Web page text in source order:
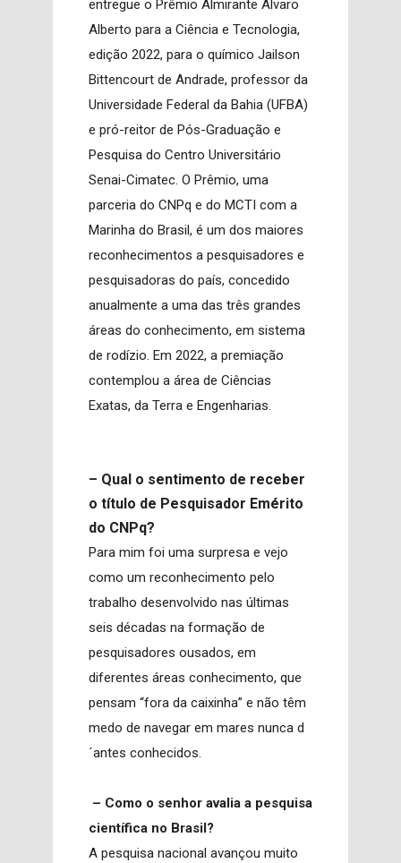
entregue o Prêmio Almirante Álvaro
Alberto para a Ciência e Tecnologia,
edição 2022, para o químico Jailson
Bittencourt de Andrade, professor da
Universidade Federal da Bahia (UFBA)
e pró-reitor de Pós-Graduação e
Pesquisa do Centro Universitário
Senai-Cimatec. O Prêmio, uma
parceria do CNPq e do MCTI com a
Marinha do Brasil, é um dos maiores
reconhecimentos a pesquisadores e
pesquisadoras do país, concedido
anualmente a uma das três grandes
áreas do conhecimento, em sistema
de rodízio. Em 2022, a premiação
contemplou a área de Ciências
Exatas, da Terra e Engenharias.
– Qual o sentimento de receber
o título de Pesquisador Emérito
do CNPq?
Para mim foi uma surpresa e vejo
como um reconhecimento pelo
trabalho desenvolvido nas últimas
seis décadas na formação de
pesquisadores ousados, em
diferentes áreas conhecimento, que
pensam “fora da caixinha” e não têm
medo de navegar em mares nunca d
´antes conhecidos.
– Como o senhor avalia a pesquisa
científica no Brasil?
A pesquisa nacional avançou muito